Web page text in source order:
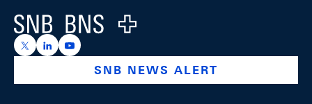
Logo
https://x.com/snb_bns
https://ch.linkedin.com/company/swiss-national-
https://www.youtube.com/@swissnationalbank
SNB NEWS ALERT